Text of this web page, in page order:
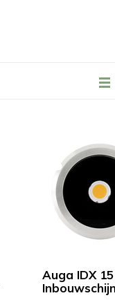
Auga IDX 15